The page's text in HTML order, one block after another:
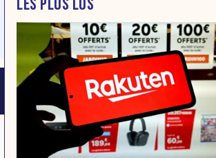
LES PLUS LUS